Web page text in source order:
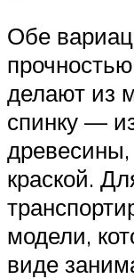
Обе
делают из
спинку —
краской.
модели,
виде